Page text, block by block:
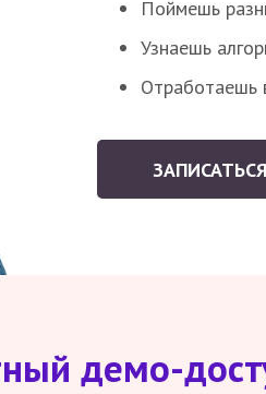
Поймешь
Узнаешь
Отработаешь
ЗАПИСАТЬСЯ
демо-